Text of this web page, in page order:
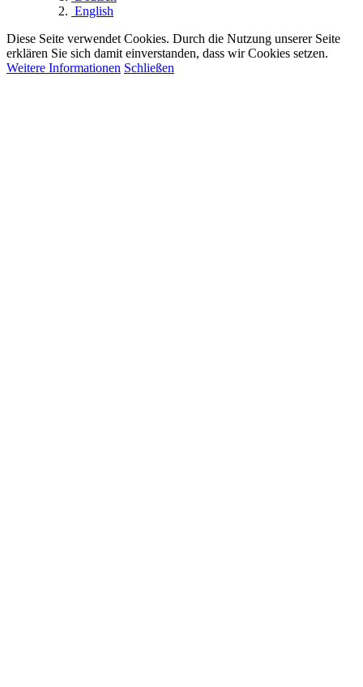
English
Diese Seite verwendet Cookies. Durch die Nutzung unserer Seite
erklären Sie sich damit einverstanden, dass wir Cookies setzen.
Weitere Informationen Schließen